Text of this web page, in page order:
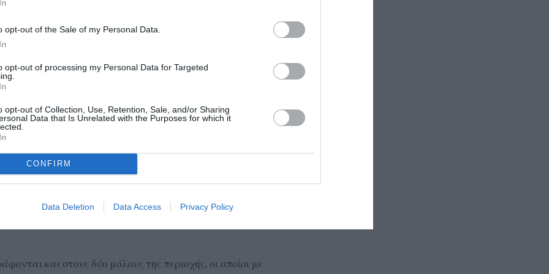
opt-out of the Sale of my Personal Data.
opt-out of processing my Personal Data for Targeted
opt-out of Collection, Use, Retention, Sale, and/or Sharing
Data that Is Unrelated with the Purposes for which it
CONFIRM
Data Deletion Data Access Privacy Policy
ακαδημαϊκό Κ. Συνολάκη, στην οποία συμμετείχε
στην ανακοίνωσή του ο Σύλλογος.
των παρεμβάσεων που φέρεται να εξετάζονται στο
κυματοθραυστών συνολικού μήκους 600 μέτρων και
έκαστος. Ο σύλλογος ζητά πλήρη ενημέρωση για την
περιβαλλοντικές επιπτώσεις τους και το συνολικό
είναι νέο. Αντίθετα, τα τελευταία χρόνια έχει λάβει
να έχει συρρικνωθεί σημαντικά και τον κεντρικό
φθορές. Σε ορισμένα σημεία, η θάλασσα έχει αρχίσει
κινδύνους για πεζούς και οχήματα, ενώ τοίχοι
και στους δύο μόλους της περιοχής, οι οποίοι με